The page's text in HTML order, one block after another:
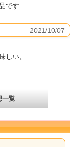
です
2021/10/07
しい。
一覧